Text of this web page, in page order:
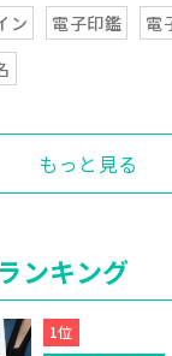
ン 電子印鑑
電
もっと見る
ンキング